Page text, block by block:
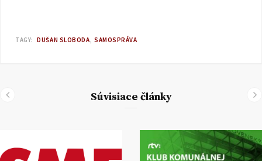
TAGY: DUŠAN SLOBODA SAMOSPRÁVA
Súvisiace články